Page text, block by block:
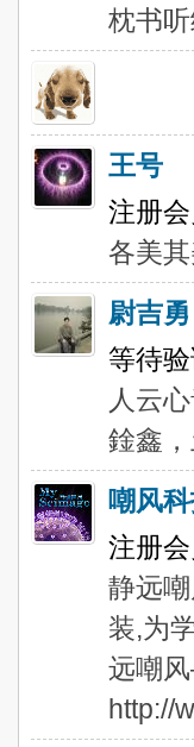
枕书听
王号
注册
各美其
尉吉勇
等待
人云
鍂鑫
嘲风
注册
静远
装,为
远嘲
http://